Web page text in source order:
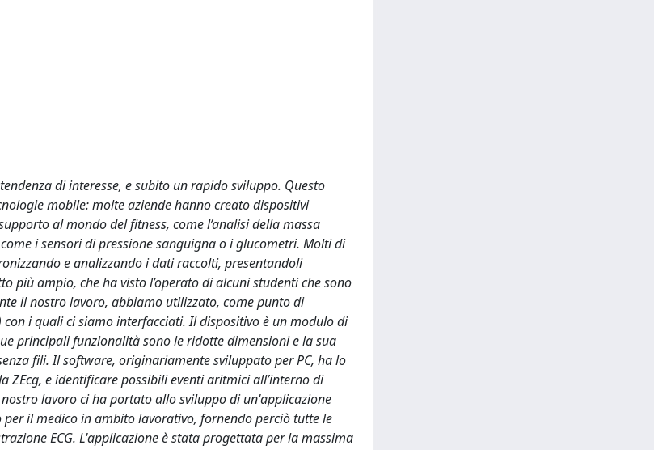
di interesse, e subito un rapido sviluppo. Questo
mobile: molte aziende hanno creato dispositivi
al mondo del fitness, come l’analisi della massa
i sensori di pressione sanguigna o i glucometri. Molti di
e analizzando i dati raccolti, presentandoli
più ampio, che ha visto l’operato di alcuni studenti che sono
il nostro lavoro, abbiamo utilizzato, come punto di
i quali ci siamo interfacciati. Il dispositivo è un modulo di
principali funzionalità sono le ridotte dimensioni e la sua
fili. Il software, originariamente sviluppato per PC, ha lo
ZEcg, e identificare possibili eventi aritmici all’interno di
lavoro ci ha portato allo sviluppo di un'applicazione
il medico in ambito lavorativo, fornendo perciò tutte le
ECG. L'applicazione è stata progettata per la massima